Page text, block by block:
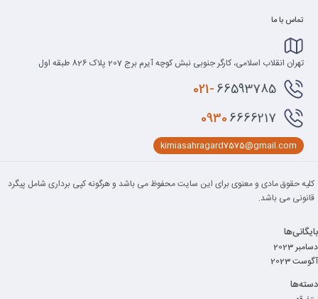
تماس با ما
تهران انقلاب اسلامی، کارگر جنوبی نبش کوچه آیرم برج 207 پلاک 826 طبقه اول
021-66593785
09306666217
kimiasahragard7575@gmail.com
کلیه حقوق مادی و معنوی برای این سایت محفوظ می باشد و هرگونه کپی برداری شامل پیگرد
قانونی می باشد.
بایگانی‌ها
دسامبر 2023
آگوست 2023
دسته‌ها